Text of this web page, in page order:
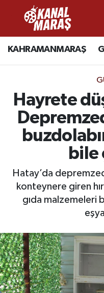
KAHRAMANMARAŞ
Hayrete
bile
Hatay’da
konteynere giren
gıda malzemeleri
CANLI YAYIN
SPOR
SİYASET
EKONOMİ
GÜNDEM
SAĞLIK
EĞİTİM
Kahramanmaraş
Kahramanmaraş
Kahramanmaraş
Süper Lig Puan
Tüm Manşetler
Son Dakika